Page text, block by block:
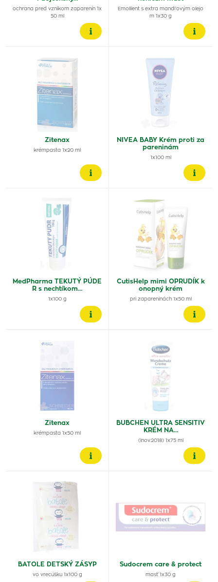
ochrana pred vznikom zaparenín 1x
50 ml
Emollient s extra mandľovým olejo
m 1x30 g
Zitenax
krémpasta 1x20 ml
NIVEA BABY Krém proti za
pareninám
1x100 ml
MedPharma TEKUTÝ PÚDE
R s nechtíkom…
1x100 g
CutisHelp mimi OPRUDÍK k
onopný krém
pri zapareninách 1x50 ml
Zitenax
krémpasta 1x50 ml
BUBCHEN ULTRA SENSITIV
KRÉM NA…
(inov.2018) 1x75 ml
BATOLE DETSKÝ ZÁSYP
vo vrecúšku 1x100 g
Sudocrem care & protect
masť 1x30 g